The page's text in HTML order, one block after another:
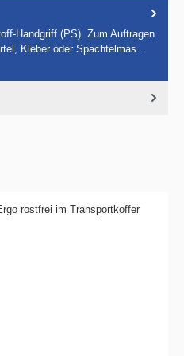
Handgriff (PS). Zum Auftragen
Kleber oder Spachtelmas…